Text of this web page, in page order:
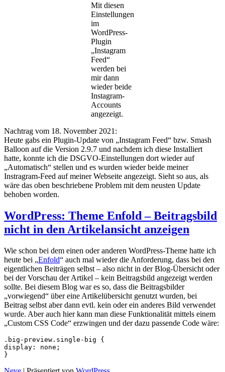
Mit diesen
Einstellungen
im
WordPress-
Plugin
„Instagram
Feed“
werden bei
mir dann
wieder beide
Instagram-
Accounts
angezeigt.
Nachtrag vom 18. November 2021:
Heute gabs ein Plugin-Update von „Instagram Feed“ bzw. Smash
Balloon auf die Version 2.9.7 und nachdem ich diese Installiert
hatte, konnte ich die DSGVO-Einstellungen dort wieder auf
„Automatisch“ stellen und es wurden wieder beide meiner
Instragram-Feed auf meiner Webseite angezeigt. Sieht so aus, als
wäre das oben beschriebene Problem mit dem neusten Update
behoben worden.
WordPress: Theme Enfold – Beitragsbild
nicht in den Artikelansicht anzeigen
Wie schon bei dem einen oder anderen WordPress-Theme hatte ich
heute bei „Enfold“ auch mal wieder die Anforderung, dass bei den
eigentlichen Beiträgen selbst – also nicht in der Blog-Übersicht oder
bei der Vorschau der Artikel – kein Beitragsbild angezeigt werden
sollte. Bei diesem Blog war es so, dass die Beitragsbilder
„vorwiegend“ über eine Artikelübersicht genutzt wurden, bei
Beitrag selbst aber dann evtl. kein oder ein anderes Bild verwendet
wurde. Aber auch hier kann man diese Funktionalität mittels einem
„Custom CSS Code“ erzwingen und der dazu passende Code wäre:
.big-preview.single-big {
display: none;
}